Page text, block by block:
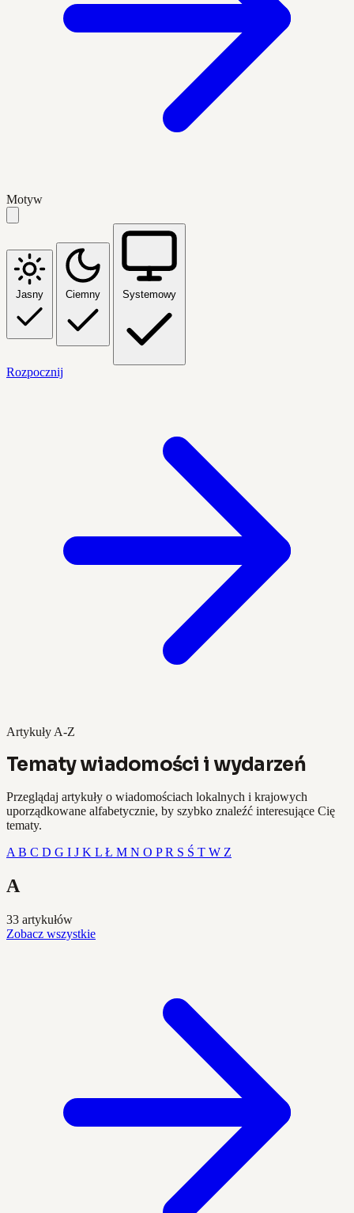
Motyw
Jasny Ciemny Systemowy
Rozpocznij
Artykuły A-Z
Tematy wiadomości i wydarzeń
Przeglądaj artykuły o wiadomościach lokalnych i krajowych
uporządkowane alfabetycznie, by szybko znaleźć interesujące Cię
tematy.
A B C D G I J K L Ł M N O PR S Ś T W Z
A
33 artykułów
Zobacz wszystkie